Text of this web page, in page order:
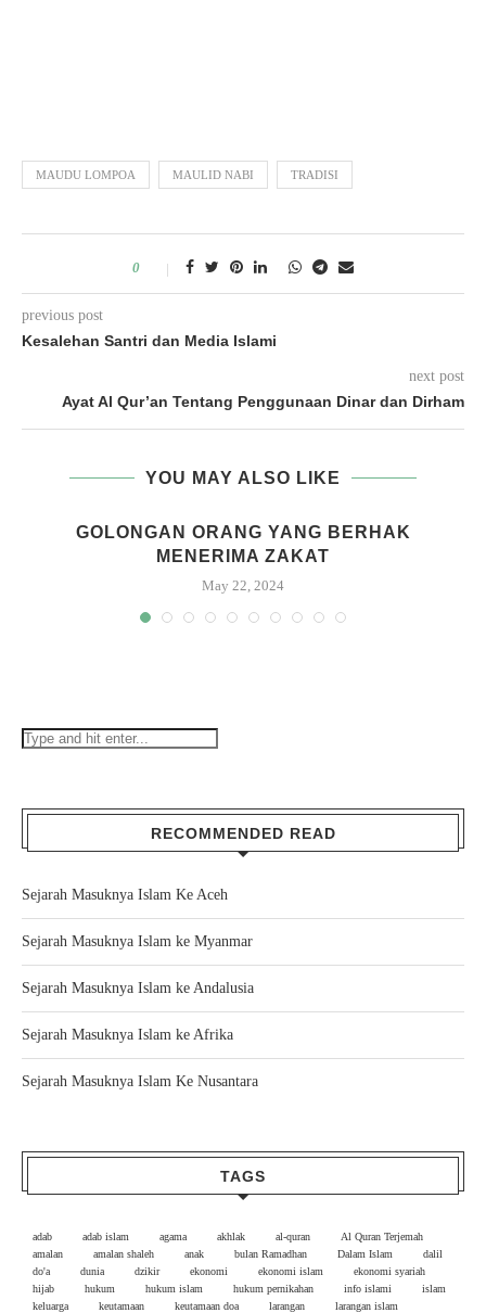
MAUDU LOMPOA MAULID NABI TRADISI
0
previous post
Kesalehan Santri dan Media Islami
next post
Ayat Al Qur’an Tentang Penggunaan Dinar dan Dirham
YOU MAY ALSO LIKE
GOLONGAN ORANG YANG BERHAK
MENERIMA ZAKAT
May 22, 2024
RECOMMENDED READ
Sejarah Masuknya Islam Ke Aceh
Sejarah Masuknya Islam ke Myanmar
Sejarah Masuknya Islam ke Andalusia
Sejarah Masuknya Islam ke Afrika
Sejarah Masuknya Islam Ke Nusantara
TAGS
adab adab islam agama akhlak al-quran
Al Quran Terjemah
amalan
amalan shaleh anak bulan Ramadhan Dalam Islam
dalil
do'a
dunia dzikir ekonomi ekonomi islam
ekonomi syariah
hijab
hukum hukum islam hukum pernikahan info islami
islam
keluarga
keutamaan keutamaan doa larangan larangan islam